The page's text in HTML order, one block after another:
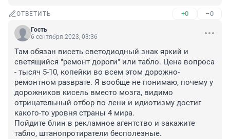
ОТВЕТИТЬ +0 –0
Гость
6 сентября 2023, 03:36
Там обязан висеть светодиодный знак яркий и
светящийся "ремонт дороги" или табло. Цена вопроса
- тысяч 5-10, копейки во всем этом дорожно-
ремонтном разврате. Я вообще не понимаю, почему у
дорожников кисель вместо мозга, видимо
отрицательный отбор по лени и идиотизму достиг
какого-то уровня страны 4 мира.
Пойдите блин в рекламное агентство и закажите
табло, штанопротиратели бесполезные.